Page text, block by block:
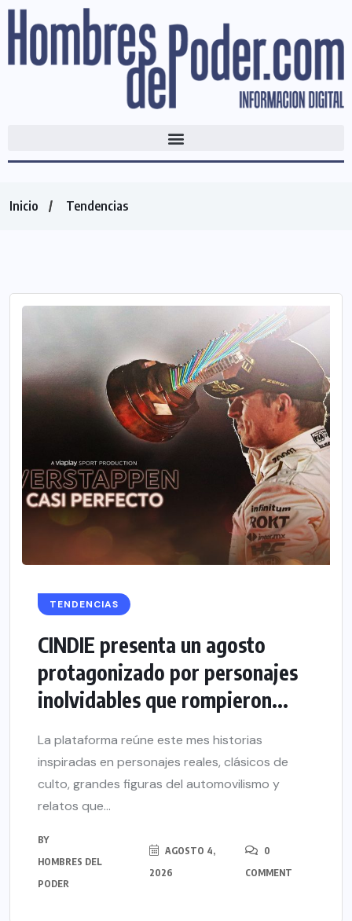
Inicio Tendencias
TENDENCIAS
CINDIE presenta un agosto
protagonizado por personajes
inolvidables que rompieron...
La plataforma reúne este mes historias
inspiradas en personajes reales, clásicos de
culto, grandes figuras del automovilismo y
relatos que...
BY
HOMBRES DEL
PODER
AGOSTO 4,
2026
0
COMMENT